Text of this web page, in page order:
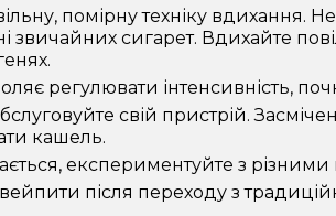
помірну техніку вдихання.
звичайних сигарет. Вдихайте
регулювати інтенсивність,
свій пристрій.
кашель.
експериментуйте з
після переходу з